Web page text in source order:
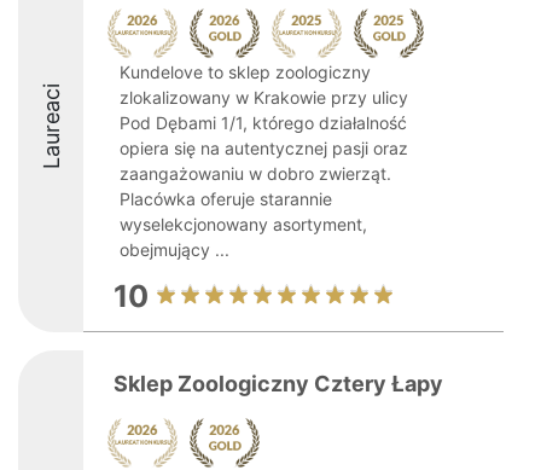
Laureaci
Kundelove to sklep zoologiczny
zlokalizowany w Krakowie przy ulicy
Pod Dębami 1/1, którego działalność
opiera się na autentycznej pasji oraz
zaangażowaniu w dobro zwierząt.
Placówka oferuje starannie
wyselekcjonowany asortyment,
obejmujący ...
10
Sklep Zoologiczny Cztery Łapy